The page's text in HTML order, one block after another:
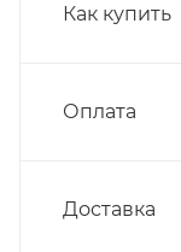
Как купить
Оплата
Доставка